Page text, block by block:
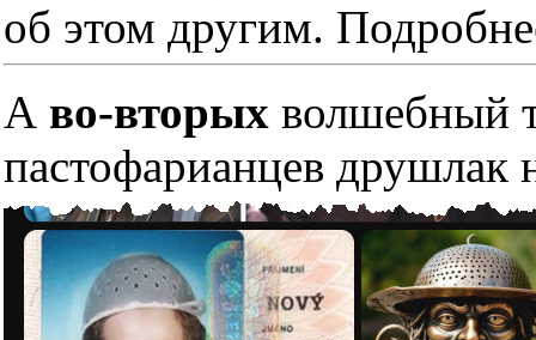
об этом другим.
А во-вторых волшебный
пастофарианцев друшлак